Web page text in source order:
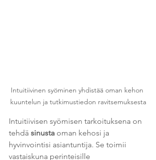
Intuitiivinen syöminen yhdistää oman kehon
kuuntelun ja tutkimustiedon ravitsemuksesta
Intuitiivisen syömisen tarkoituksena on
tehdä sinusta oman kehosi ja
hyvinvointisi asiantuntija. Se toimii
vastaiskuna perinteisille